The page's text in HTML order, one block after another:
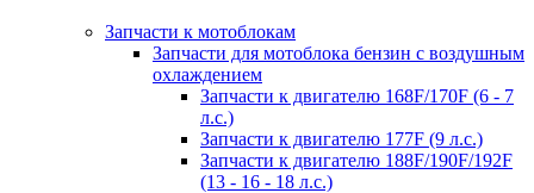
Запчасти к мотоблокам
Запчасти для мотоблока бензин с воздушным
охлаждением
Запчасти к двигателю 168F/170F (6 - 7
л.с.)
Запчасти к двигателю 177F (9 л.с.)
Запчасти к двигателю 188F/190F/192F
(13 - 16 - 18 л.с.)